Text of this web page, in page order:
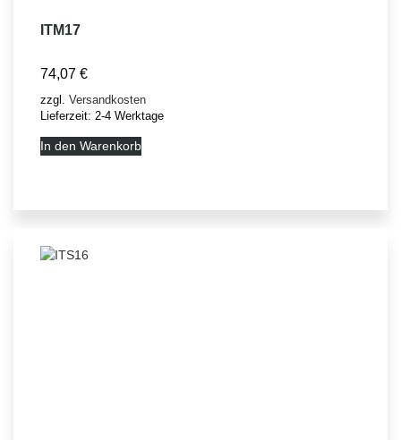
ITM17
74,07 €
zzgl. Versandkosten
Lieferzeit: 2-4 Werktage
In den Warenkorb